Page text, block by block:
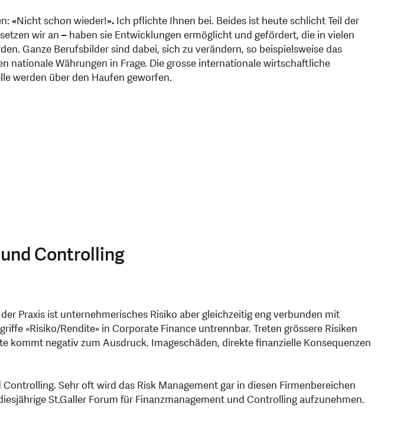
«Nicht schon wieder!». Ich pflichte Ihnen bei. Beides ist heute schlicht Teil der
wir an – haben sie Entwicklungen ermöglicht und gefördert, die in vielen
Ganze Berufsbilder sind dabei, sich zu verändern, so beispielsweise das
Währungen in Frage. Die grosse internationale wirtschaftliche
werden über den Haufen geworfen.
Controlling
Praxis ist unternehmerisches Risiko aber gleichzeitig eng verbunden mit
«Risiko/Rendite» in Corporate Finance untrennbar. Treten grössere Risiken
kommt negativ zum Ausdruck. Imageschäden, direkte finanzielle Konsequenzen
Sehr oft wird das Risk Management gar in diesen Firmenbereichen
St.Galler Forum für Finanzmanagement und Controlling aufzunehmen.